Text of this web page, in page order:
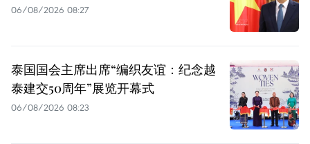
06/08/2026 08:27
泰国国会主席出席“编织友谊：纪念越
泰建交50周年”展览开幕式
06/08/2026 08:23